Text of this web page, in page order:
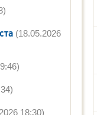
(18.05.2026
18:30)